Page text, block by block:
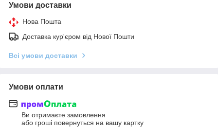
Умови доставки
Нова Пошта
Доставка кур'єром від Нової Пошти
Всі умови доставки
Умови оплати
Ви отримаєте замовлення
або гроші повернуться на вашу картку